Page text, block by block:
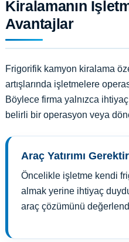
Kiralamanın
Avantajlar
Frigorifik kamyon kiralama
artışlarında işletmelere
Böylece firma yalnızca
belirli bir operasyon veya
Araç Yatırımı
Öncelikle işletme kendi
almak yerine ihtiyaç
araç çözümünü